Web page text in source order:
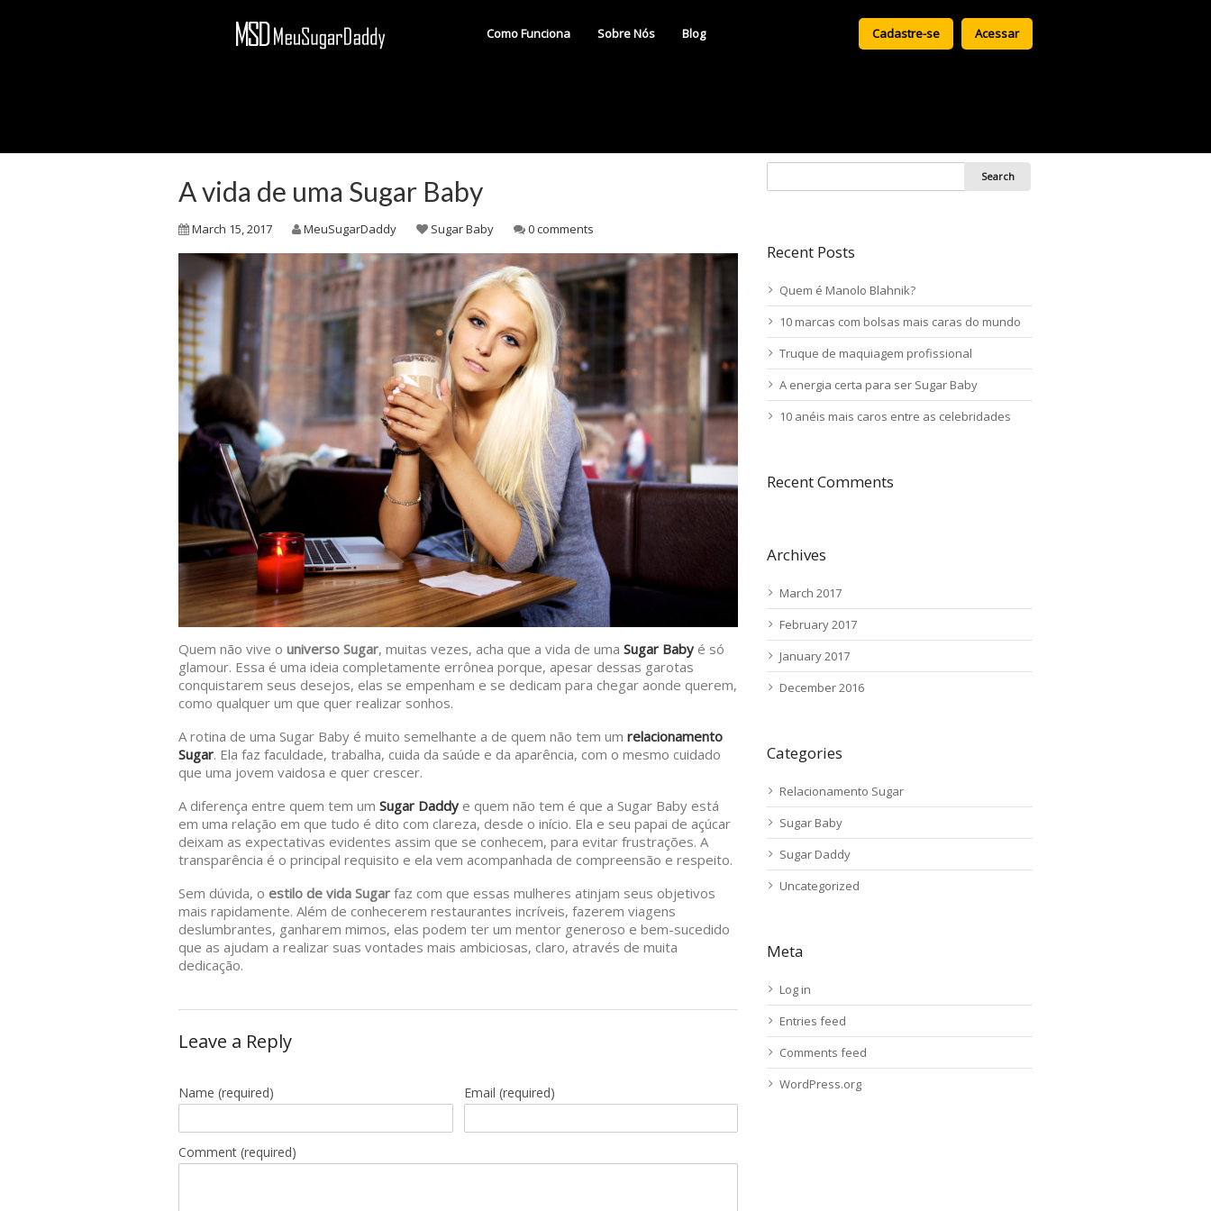
Cadastre-se Acessar
Como Funciona Sobre Nós Blog
A vida de uma Sugar Baby
March 15, 2017 MeuSugarDaddy Sugar Baby 0 comments
Quem não vive o universo Sugar, muitas vezes, acha que a vida de uma Sugar Baby é só
glamour. Essa é uma ideia completamente errônea porque, apesar dessas garotas
conquistarem seus desejos, elas se empenham e se dedicam para chegar aonde querem,
como qualquer um que quer realizar sonhos.
A rotina de uma Sugar Baby é muito semelhante a de quem não tem um relacionamento
Sugar. Ela faz faculdade, trabalha, cuida da saúde e da aparência, com o mesmo cuidado
que uma jovem vaidosa e quer crescer.
A diferença entre quem tem um Sugar Daddy e quem não tem é que a Sugar Baby está
em uma relação em que tudo é dito com clareza, desde o início. Ela e seu papai de açúcar
deixam as expectativas evidentes assim que se conhecem, para evitar frustrações. A
transparência é o principal requisito e ela vem acompanhada de compreensão e respeito.
Sem dúvida, o estilo de vida Sugar faz com que essas mulheres atinjam seus objetivos
mais rapidamente. Além de conhecerem restaurantes incríveis, fazerem viagens
deslumbrantes, ganharem mimos, elas podem ter um mentor generoso e bem-sucedido
que as ajudam a realizar suas vontades mais ambiciosas, claro, através de muita
dedicação.
Leave a Reply
Name (required) Email (required)
Comment (required)
Recent Posts
Quem é Manolo Blahnik?
10 marcas com bolsas mais caras do mundo
Truque de maquiagem profissional
A energia certa para ser Sugar Baby
10 anéis mais caros entre as celebridades
Recent Comments
Archives
March 2017
February 2017
January 2017
December 2016
Categories
Relacionamento Sugar
Sugar Baby
Sugar Daddy
Uncategorized
Meta
Log in
Entries feed
Comments feed
WordPress.org